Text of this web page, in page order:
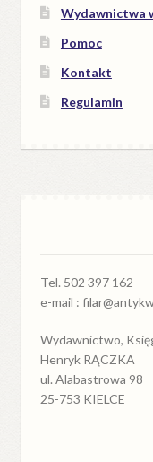
Wydawnictwa
Pomoc
Kontakt
Regulamin
Tel. 502 397 162
e-mail :
Wydawnictwo,
Henryk RĄCZKA
ul. Alabastrowa 98
25-753 KIELCE